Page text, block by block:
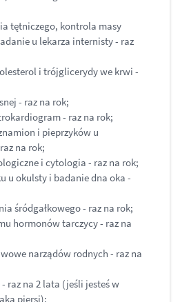
tętniczego, kontrola masy
u lekarza internisty - raz
i trójglicerydy we krwi -
- raz na rok;
- raz na rok;
i pieprzyków u
na rok;
i cytologia - raz na rok;
u okulsty i badanie dna oka -
śródgałkowego - raz na rok;
hormonów tarczycy - raz na
narządów rodnych - raz na
raz na 2 lata (jeśli jesteś w
piersi);